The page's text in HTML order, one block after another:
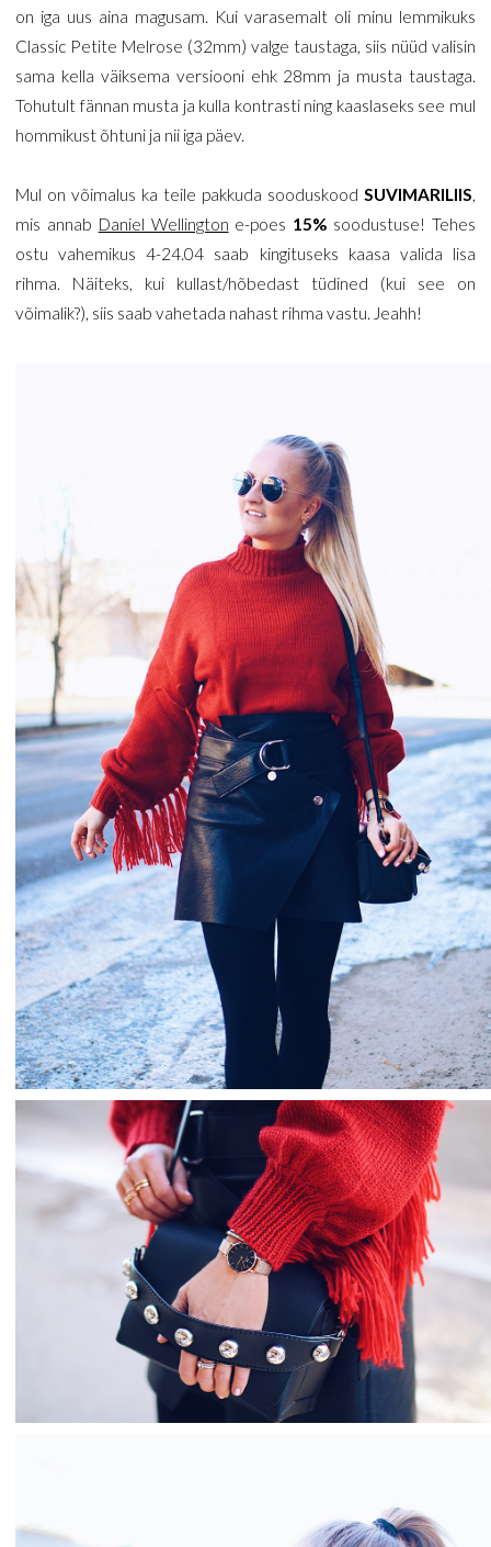
on iga uus aina magusam. Kui varasemalt oli minu lemmikuks
Classic Petite Melrose (32mm) valge taustaga, siis nüüd valisin
sama kella väiksema versiooni ehk 28mm ja musta taustaga.
Tohutult fännan musta ja kulla kontrasti ning kaaslaseks see mul
hommikust õhtuni ja nii iga päev.
Mul on võimalus ka teile pakkuda sooduskood SUVIMARILIIS,
mis annab Daniel Wellington e-poes 15% soodustuse! Tehes
ostu vahemikus 4-24.04 saab kingituseks kaasa valida lisa
rihma. Näiteks, kui kullast/hõbedast tüdined (kui see on
võimalik?), siis saab vahetada nahast rihma vastu. Jeahh!